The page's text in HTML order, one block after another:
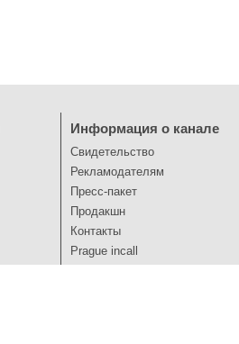
Информация о канале
Свидетельство
Рекламодателям
Пресс-пакет
Продакшн
Контакты
Prague incall